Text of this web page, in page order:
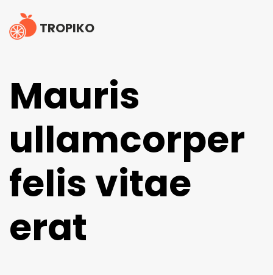
TROPIKO
Mauris
ullamcorper
felis vitae
erat